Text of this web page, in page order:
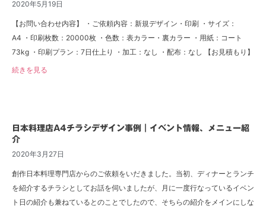
2020年5月19日
【お問い合わせ内容】 ・ご依頼内容：新規デザイン・印刷 ・サイズ：
A4 ・印刷枚数：20000枚 ・色数：表カラー・裏カラー ・用紙：コート
73kg ・印刷プラン：7日仕上り ・加工：なし ・配布：なし 【お見積もり】
続きを見る
日本料理店A4チラシデザイン事例｜イベント情報、メニュー紹
介
2020年3月27日
創作日本料理専門店からのご依頼をいだきました。当初、ディナーとランチ
を紹介するチラシとしてお話を伺いましたが、月に一度行なっているイベン
ト日の紹介も兼ねているとのことでしたので、そちらの紹介をメインにしな